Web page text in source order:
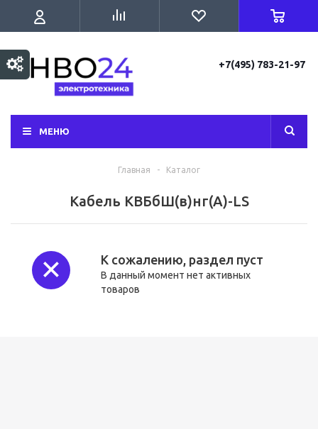
+7(495) 783-21-97
МЕНЮ
Главная - Каталог
Кабель КВБбШ(в)нг(А)-LS
К сожалению, раздел пуст
В данный момент нет активных
товаров